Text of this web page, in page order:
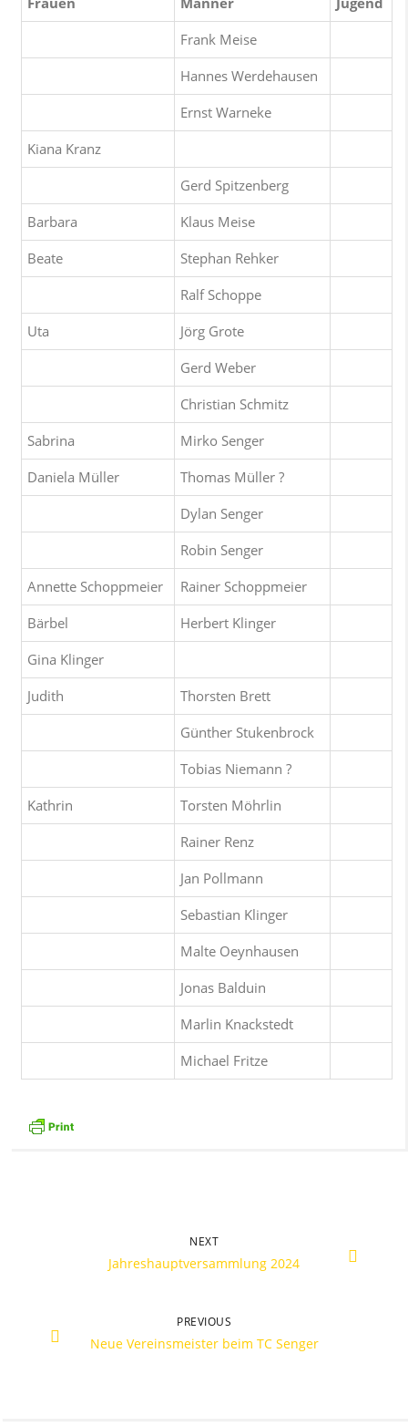
Frank Meise
Hannes Werdehausen
Ernst Warneke
Kiana Kranz
Gerd Spitzenberg
Barbara
Klaus Meise
Beate
Stephan Rehker
Ralf Schoppe
Uta
Jörg Grote
Gerd Weber
Christian Schmitz
Sabrina
Mirko Senger
Daniela Müller
Thomas Müller ?
Dylan Senger
Robin Senger
Annette Schoppmeier
Rainer Schoppmeier
Bärbel
Herbert Klinger
Gina Klinger
Judith
Thorsten Brett
Günther Stukenbrock
Tobias Niemann ?
Kathrin
Torsten Möhrlin
Rainer Renz
Jan Pollmann
Sebastian Klinger
Malte Oeynhausen
Jonas Balduin
Marlin Knackstedt
Michael Fritze
NEXT
Jahreshauptversammlung 2024
PREVIOUS
Neue Vereinsmeister beim TC Senger